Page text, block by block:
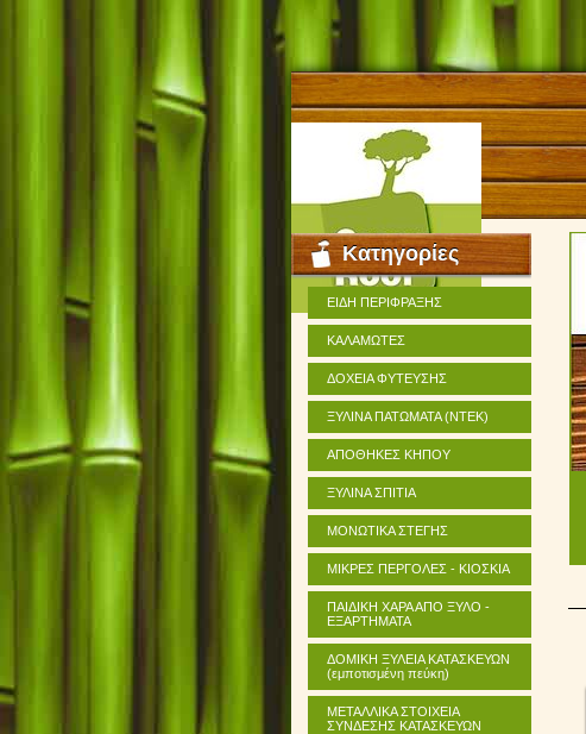
Κατηγορίες
ΕΙΔΗ ΠΕΡΙΦΡΑΞΗΣ
ΚΑΛΑΜΩΤΕΣ
ΔΟΧΕΙΑ ΦΥΤΕΥΣΗΣ
ΞΥΛΙΝΑ ΠΑΤΩΜΑΤΑ (ΝΤΕΚ)
ΑΠΟΘΗΚΕΣ ΚΗΠΟΥ
ΞΥΛΙΝΑ ΣΠΙΤΙΑ
ΜΟΝΩΤΙΚΑ ΣΤΕΓΗΣ
ΜΙΚΡΕΣ ΠΕΡΓΟΛΕΣ - ΚΙΟΣΚΙΑ
ΠΑΙΔΙΚΗ ΧΑΡΑ ΑΠΟ ΞΥΛΟ -
ΕΞΑΡΤΗΜΑΤΑ
ΔΟΜΙΚΗ ΞΥΛΕΙΑ ΚΑΤΑΣΚΕΥΩΝ
(εμποτισμένη πεύκη)
ΜΕΤΑΛΛΙΚΑ ΣΤΟΙΧΕΙΑ
ΣΥΝΔΕΣΗΣ ΚΑΤΑΣΚΕΥΩΝ